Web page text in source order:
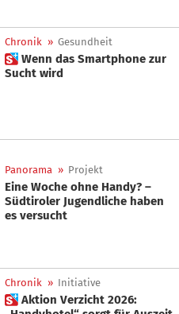
Chronik » Gesundheit
 Wenn das Smartphone zur
Sucht wird
Panorama » Projekt
Eine Woche ohne Handy? –
Südtiroler Jugendliche haben
es versucht
Chronik » Initiative
 Aktion Verzicht 2026: